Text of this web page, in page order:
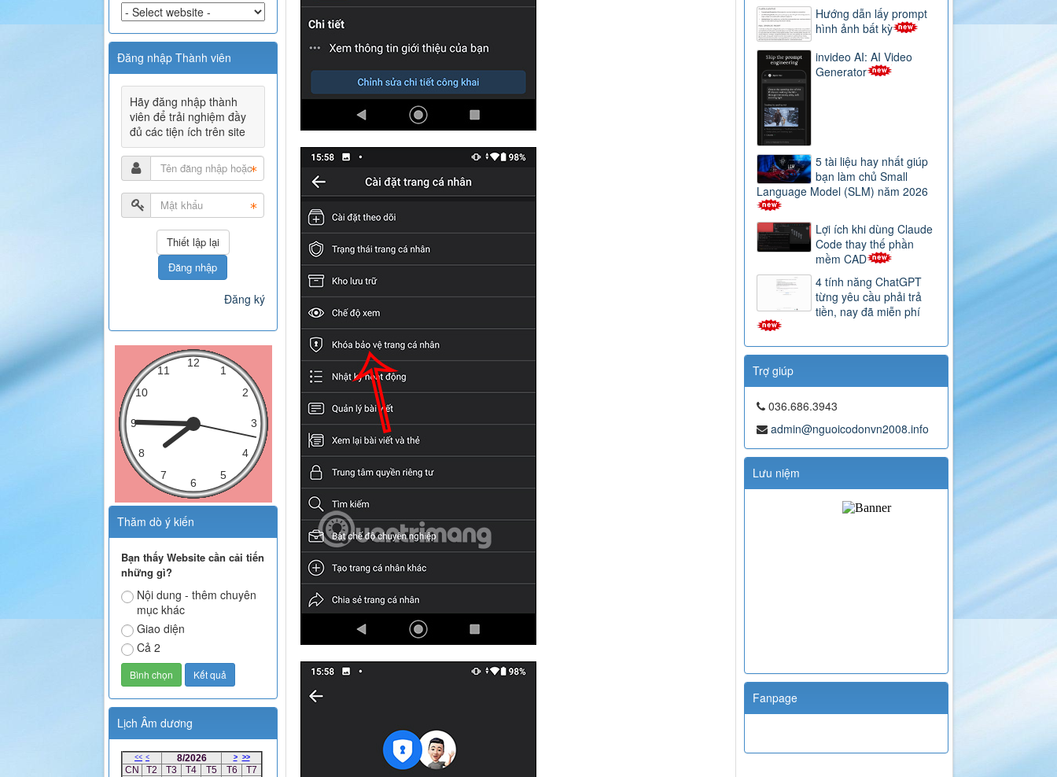
Hướng dẫn lấy prompt
hình ảnh bất kỳ
invideo AI: AI Video
Generator
5 tài liệu hay nhất giúp
bạn làm chủ Small
Language Model (SLM) năm 2026
Lợi ích khi dùng Claude
Code thay thế phần
mềm CAD
4 tính năng ChatGPT
từng yêu cầu phải trả
tiền, nay đã miễn phí
Trợ giúp
036.686.3943
admin@nguoicodonvn2008.info
Lưu niệm
Fanpage
Đăng nhập Thành viên
Hãy đăng nhập thành
viên để trải nghiệm đầy
đủ các tiện ích trên site
Đăng nhập
Đăng ký
Thăm dò ý kiến
Bạn thấy Website cần cải tiến
những gì?
Nội dung - thêm chuyên
mục khác
Giao diện
Cả 2
Lịch Âm dương